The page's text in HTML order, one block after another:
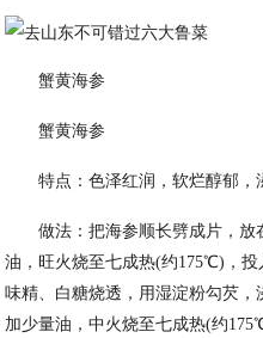
蟹黄海参
蟹黄海参
特点：色泽红润，软烂醇郁，
做法：把海参顺长劈成片，
油，旺火烧至七成热(约175℃)，投
味精、白糖烧透，用湿淀粉勾芡
加少量油，中火烧至七成热(约